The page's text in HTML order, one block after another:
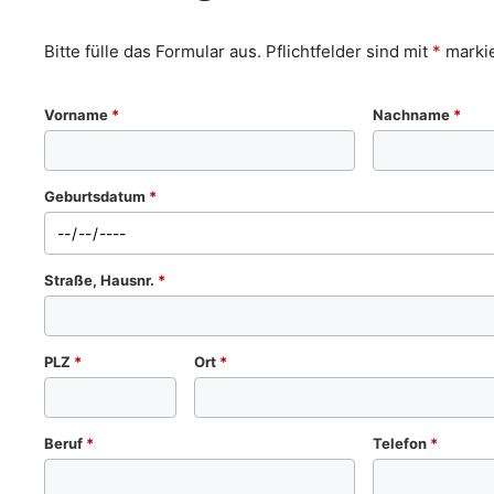
Bitte fülle das Formular aus. Pflichtfelder sind mit *
Vorname * Nachname *
Geburtsdatum *
Straße, Hausnr. *
PLZ * Ort *
Beruf * Telefon *